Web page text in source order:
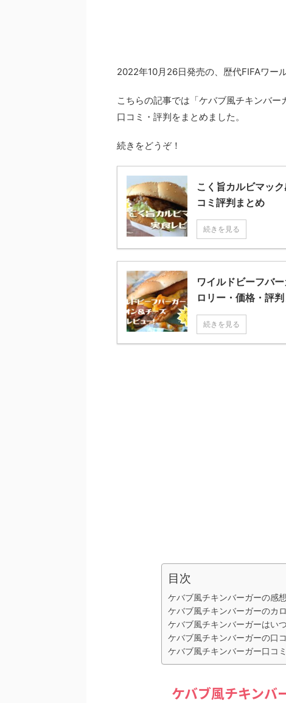
2022年10月26日発売の、歴代FIFAワー
こちらの記事では「ケバブ風チキンバー
口コミ・評判をまとめました。
続きをどうぞ！
こく旨カルビマッ
コミ評判まとめ
続きを見る
ワイルドビーフバ
ロリー・価格・評
続きを見る
目次
ケバブ風チキンバーガーの感
ケバブ風チキンバーガーのカ
ケバブ風チキンバーガーはい
ケバブ風チキンバーガーの口
ケバブ風チキンバーガー口コ
ケバブ風チキンバ